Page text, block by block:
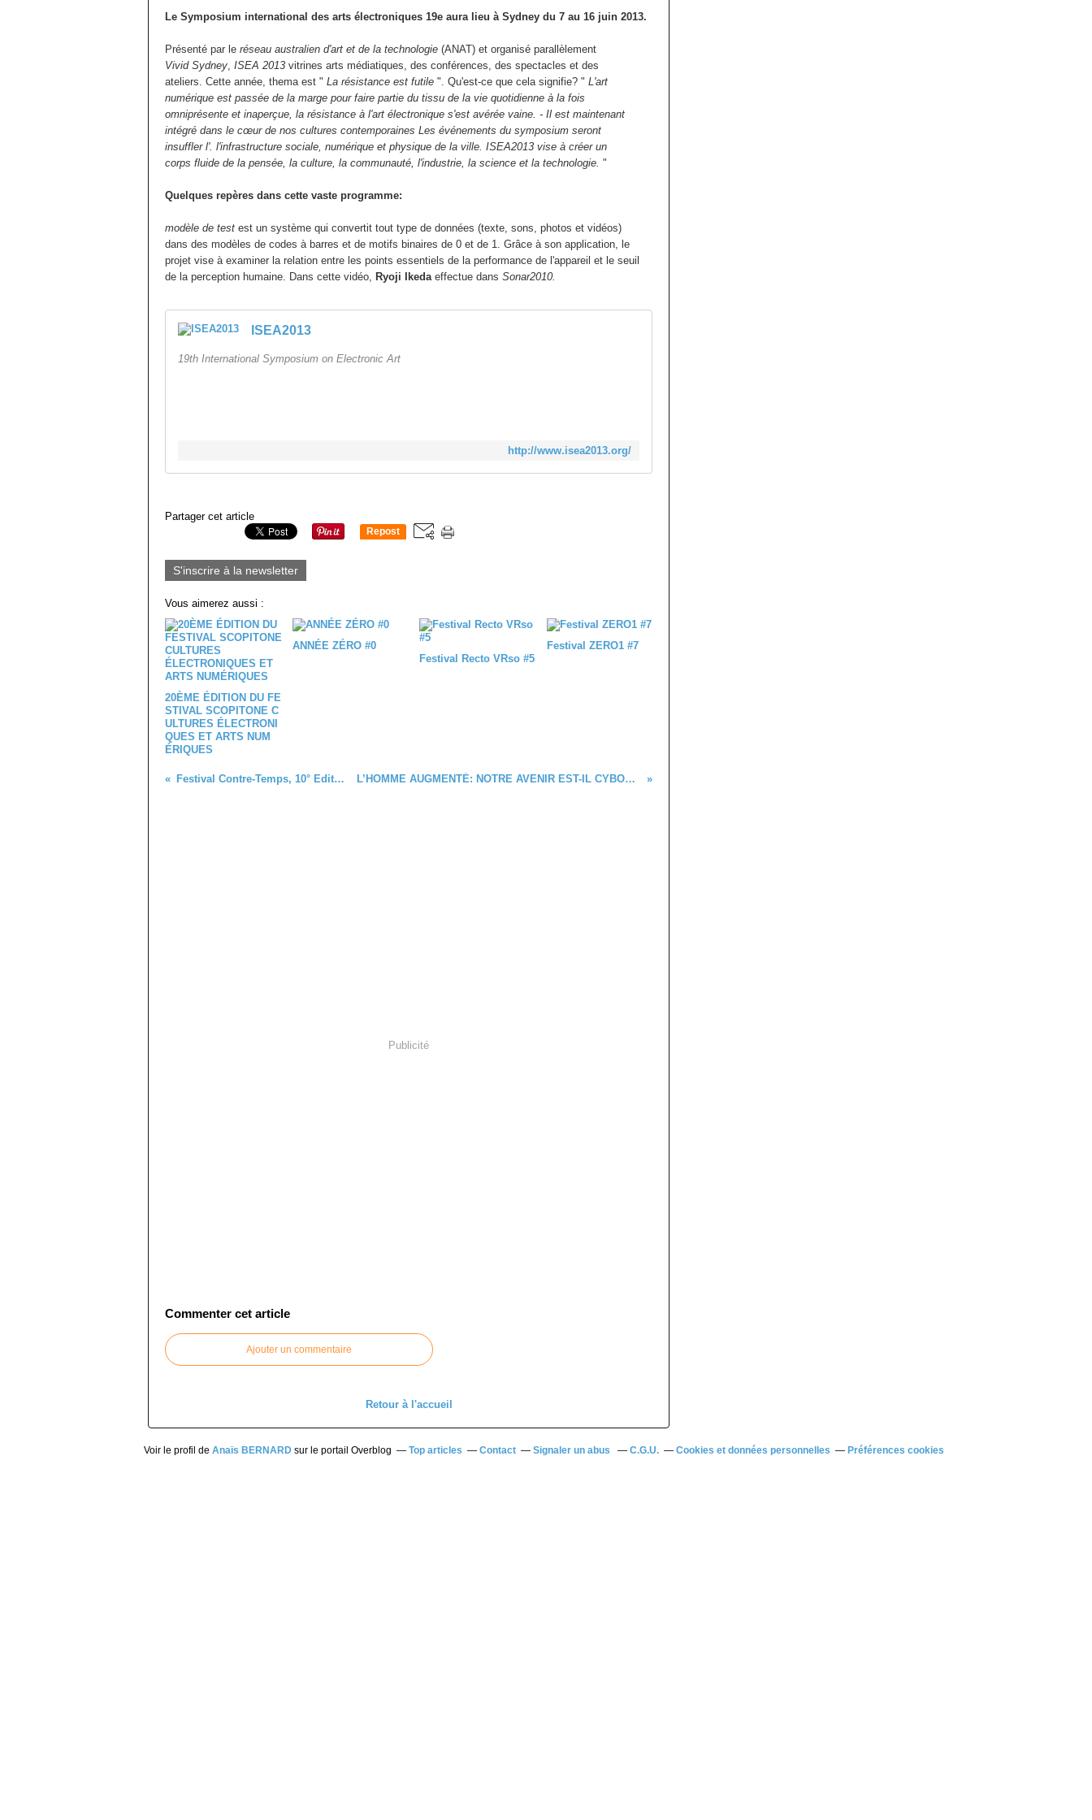
Le Symposium international des arts électroniques 19e aura lieu à Sydney du 7 au 16 juin 2013.
Présenté par le réseau australien d'art et de la technologie (ANAT) et organisé parallèlement
Vivid Sydney, ISEA 2013 vitrines arts médiatiques, des conférences, des spectacles et des
ateliers. Cette année, thema est " La résistance est futile ". Qu'est-ce que cela signifie? " L'art
numérique est passée de la marge pour faire partie du tissu de la vie quotidienne à la fois
omniprésente et inaperçue, la résistance à l'art électronique s'est avérée vaine. - Il est maintenant
intégré dans le cœur de nos cultures contemporaines Les événements du symposium seront
insuffler l'. l'infrastructure sociale, numérique et physique de la ville. ISEA2013 vise à créer un
corps fluide de la pensée, la culture, la communauté, l'industrie, la science et la technologie. "
Quelques repères dans cette vaste programme:
modèle de test est un système qui convertit tout type de données (texte, sons, photos et vidéos)
dans des modèles de codes à barres et de motifs binaires de 0 et de 1. Grâce à son application, le
projet vise à examiner la relation entre les points essentiels de la performance de l'appareil et le seuil
de la perception humaine. Dans cette vidéo, Ryoji Ikedaeffectue dans Sonar2010.
ISEA2013
19th International Symposium on Electronic Art
http://www.isea2013.org/
Partager cet article
Repost
S'inscrire à la newsletter
Vous aimerez aussi :
20ÈME ÉDITION DU FE
STIVAL SCOPITONE C
ULTURES ÉLECTRONI
QUES ET ARTS NUM
ÉRIQUES
ANNÉE ZÉRO #0
Festival Recto VRso #5
Festival ZERO1 #7
Festival Contre-Temps, 10° Edition L’HOMME AUGMENTÉ: NOTRE AVENIR EST-IL CYBORG?
Publicité
Commenter cet article
Ajouter un commentaire
Retour à l'accueil
Voir le profil de Anaïs BERNARDsur le portail Overblog Top articles Contact Signaler un abus C.G.U. Cookies et données personnelles Préférences cookies